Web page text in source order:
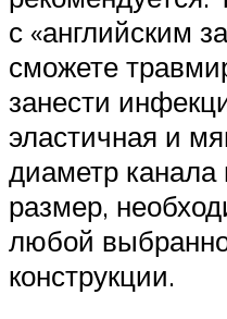
с «английским
сможете
занести
эластичная и
диаметр канала
размер,
любой
конструкции.